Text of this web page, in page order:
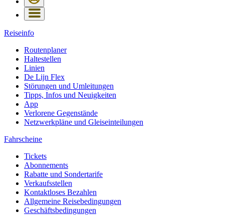
Reiseinfo
Routenplaner
Haltestellen
Linien
De Lijn Flex
Störungen und Umleitungen
Tipps, Infos und Neuigkeiten
App
Verlorene Gegenstände
Netzwerkpläne und Gleiseinteilungen
Fahrscheine
Tickets
Abonnements
Rabatte und Sondertarife
Verkaufsstellen
Kontaktloses Bezahlen
Allgemeine Reisebedingungen
Geschäftsbedingungen